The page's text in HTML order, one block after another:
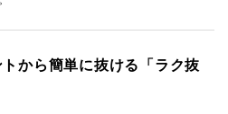
から簡単に抜ける「ラク抜